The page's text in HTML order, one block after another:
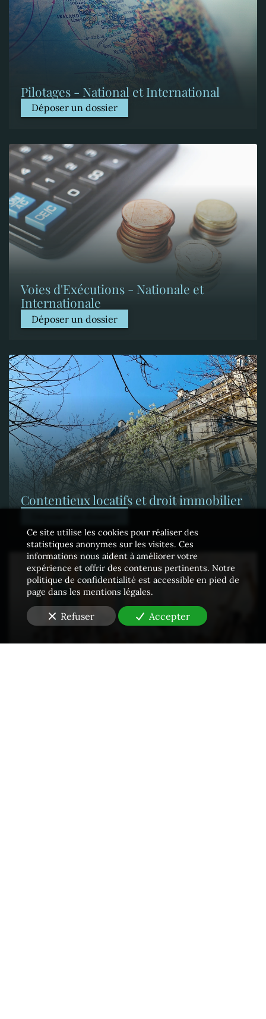
Pilotages - National et International
Déposer un dossier
Voies d'Exécutions - Nationale et
Internationale
Déposer un dossier
Contentieux locatifs et droit immobilier
Ce site utilise les cookies pour réaliser des
statistiques anonymes sur les visites. Ces
informations nous aident à améliorer votre
expérience et offrir des contenus pertinents. Notre
politique de confidentialité est accessible en pied de
page dans les mentions légales.
Refuser Accepter